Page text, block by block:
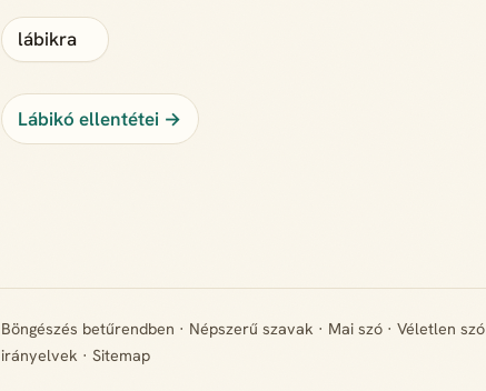
lábikra
Lábikó ellentétei →
Böngészés betűrendben · Népszerű szavak · Mai szó · Véletlen szó
irányelvek · Sitemap